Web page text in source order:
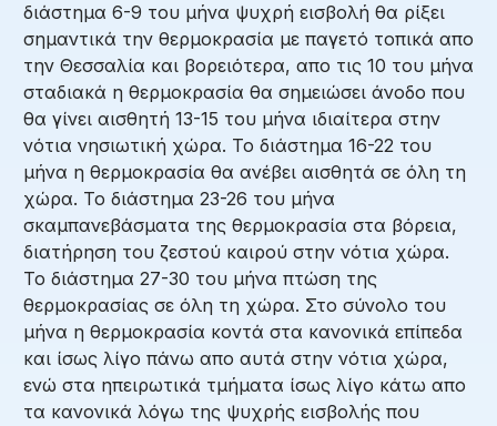
διάστημα 6-9 του μήνα ψυχρή εισβολή θα ρίξει
σημαντικά την θερμοκρασία με παγετό τοπικά απο
την Θεσσαλία και βορειότερα, απο τις 10 του μήνα
σταδιακά η θερμοκρασία θα σημειώσει άνοδο που
θα γίνει αισθητή 13-15 του μήνα ιδιαίτερα στην
νότια νησιωτική χώρα. Το διάστημα 16-22 του
μήνα η θερμοκρασία θα ανέβει αισθητά σε όλη τη
χώρα. Το διάστημα 23-26 του μήνα
σκαμπανεβάσματα της θερμοκρασία στα βόρεια,
διατήρηση του ζεστού καιρού στην νότια χώρα.
Το διάστημα 27-30 του μήνα πτώση της
θερμοκρασίας σε όλη τη χώρα. Στο σύνολο του
μήνα η θερμοκρασία κοντά στα κανονικά επίπεδα
και ίσως λίγο πάνω απο αυτά στην νότια χώρα,
ενώ στα ηπειρωτικά τμήματα ίσως λίγο κάτω απο
τα κανονικά λόγω της ψυχρής εισβολής που